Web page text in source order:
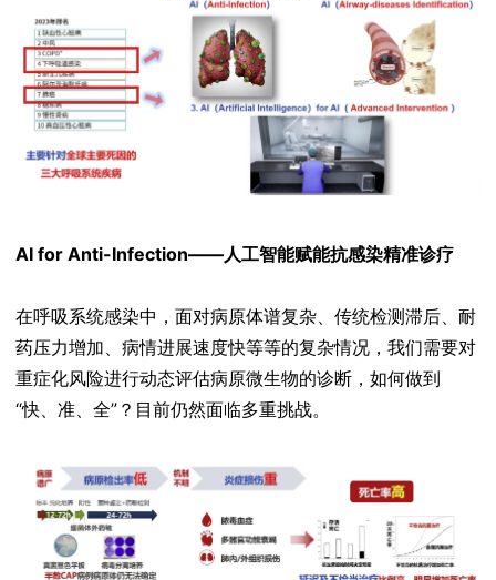
AI for Anti-Infection——人工智能赋能抗感染精准诊疗
在呼吸系统感染中，面对病原体谱复杂、传统检测滞后、耐
药压力增加、病情进展速度快等等的复杂情况，我们需要对
重症化风险进行动态评估病原微生物的诊断，如何做到
“快、准、全”？目前仍然面临多重挑战。